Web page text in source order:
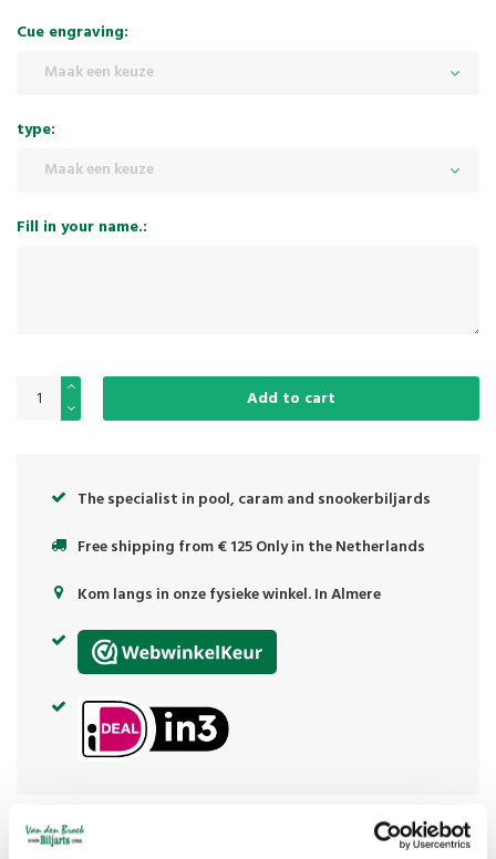
Cue engraving:
Maak een keuze
type:
Maak een keuze
Fill in your name.:
Add to cart
The specialist in pool, caram and snookerbiljards
Free shipping from € 125 Only in the Netherlands
Kom langs in onze fysieke winkel. In Almere